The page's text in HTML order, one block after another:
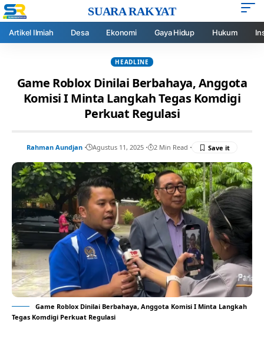
SUARA RAKYAT
Artikel Ilmiah Desa Ekonomi Gaya Hidup Hukum
HEADLINE
Game Roblox Dinilai Berbahaya, Anggota
Komisi I Minta Langkah Tegas Komdigi
Perkuat Regulasi
Rahman Aundjan Agustus 11, 2025 2 Min Read
Game Roblox Dinilai Berbahaya, Anggota Komisi I Minta Langkah
Tegas Komdigi Perkuat Regulasi